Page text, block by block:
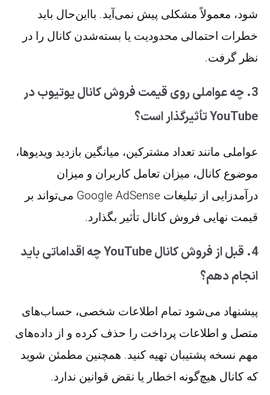
شود، معمولاً مشکلی پیش نمی‌آید. بااین‌حال باید
خطرات احتمالی محدودیت یا بسته‌شدن کانال را در
نظر گرفت.
3. چه عواملی روی قیمت فروش کانال یوتیوب در
YouTube تأثیرگذار است؟
عواملی مانند تعداد مشترکین، میانگین بازدید ویدیوها،
موضوع کانال، میزان تعامل کاربران و میزان
درآمدزایی از تبلیغات Google AdSense می‌تواند بر
قیمت نهایی فروش کانال تأثیر بگذارد.
4. قبل از فروش کانال YouTube چه اقداماتی باید
انجام دهم؟
پیشنهاد می‌شود تمام اطلاعات شخصی، حساب‌های
متصل و اطلاعات پرداخت را حذف کرده و از داده‌های
مهم نسخه پشتیبان تهیه کنید. همچنین مطمئن شوید
که کانال هیچ‌گونه اخطار یا نقض قوانین ندارد.